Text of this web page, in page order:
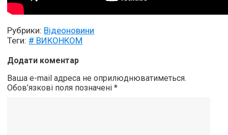
Рубрики: Відеоновини
Теги: # ВИКОНКОМ
Додати коментар
Ваша e-mail адреса не оприлюднюватиметься.
Обов’язкові поля позначені*